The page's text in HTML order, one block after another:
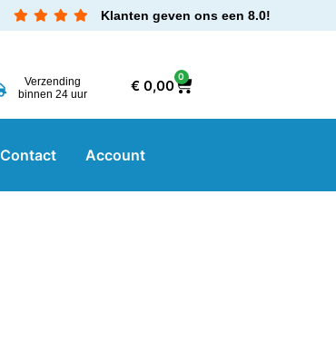
Klanten geven ons een 8.0!
Verzending
binnen 24 uur
€0,00
0
Contact Account